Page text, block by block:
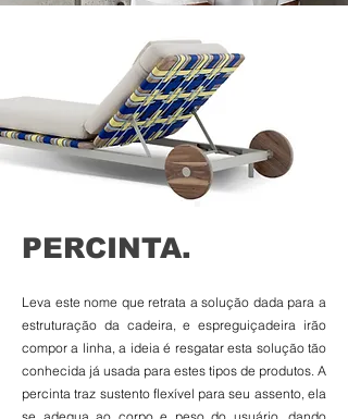
PERCINTA.
Leva este nome que retrata a solução dada para a
estruturação da cadeira, e espreguiçadeira irão
compor a linha, a ideia é resgatar esta solução tão
conhecida já usada para estes tipos de produtos. A
percinta traz sustento flexível para seu assento, ela